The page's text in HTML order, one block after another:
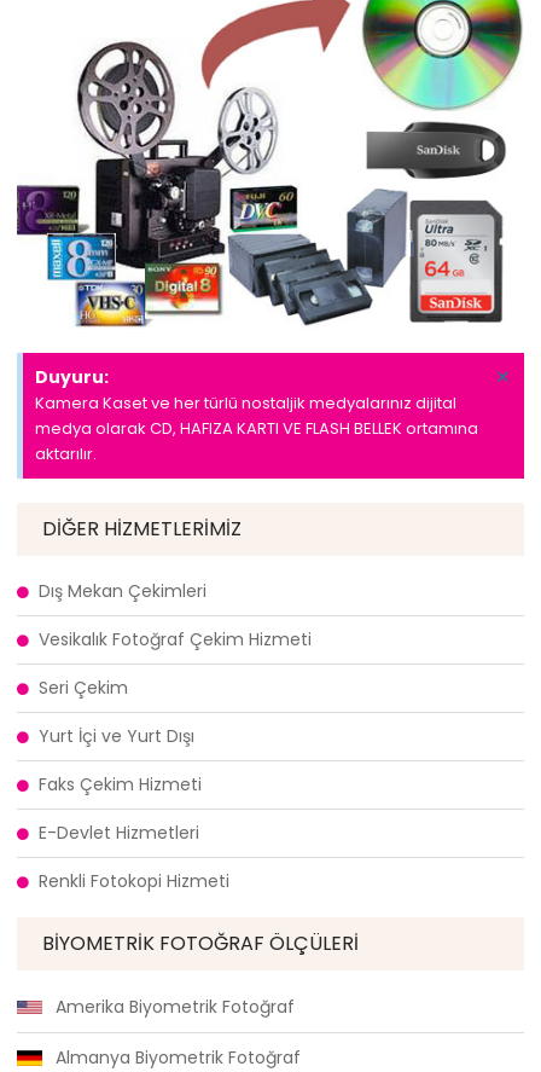
Duyuru:
Kamera Kaset ve her türlü nostaljik medyalarınız dijital
medya olarak CD, HAFIZA KARTI VE FLASH BELLEK ortamına
aktarılır.
×
DIĞER HIZMETLERIMIZ
Dış Mekan Çekimleri
Vesikalık Fotoğraf Çekim Hizmeti
Seri Çekim
Yurt İçi ve Yurt Dışı
Faks Çekim Hizmeti
E-Devlet Hizmetleri
Renkli Fotokopi Hizmeti
BIYOMETRIK FOTOĞRAF ÖLÇÜLERI
Amerika Biyometrik Fotoğraf
Almanya Biyometrik Fotoğraf